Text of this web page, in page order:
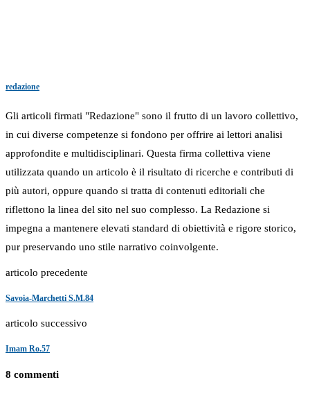
redazione
Gli articoli firmati "Redazione" sono il frutto di un lavoro collettivo,
in cui diverse competenze si fondono per offrire ai lettori analisi
approfondite e multidisciplinari. Questa firma collettiva viene
utilizzata quando un articolo è il risultato di ricerche e contributi di
più autori, oppure quando si tratta di contenuti editoriali che
riflettono la linea del sito nel suo complesso. La Redazione si
impegna a mantenere elevati standard di obiettività e rigore storico,
pur preservando uno stile narrativo coinvolgente.
articolo precedente
Savoia-Marchetti S.M.84
articolo successivo
Imam Ro.57
8 commenti